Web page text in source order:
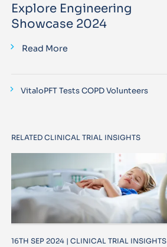
Explore Engineering
Showcase 2024
Read More
VitaloPFT Tests COPD Volunteers
RELATED CLINICAL TRIAL INSIGHTS
16TH SEP 2024 | CLINICAL TRIAL INSIGHTS